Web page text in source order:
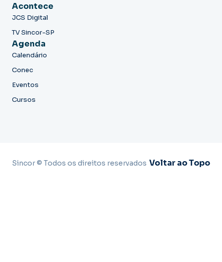
Acontece
JCS Digital
TV Sincor-SP
Agenda
Calendário
Conec
Eventos
Cursos
Sincor © Todos os direitos reservados Voltar ao Topo